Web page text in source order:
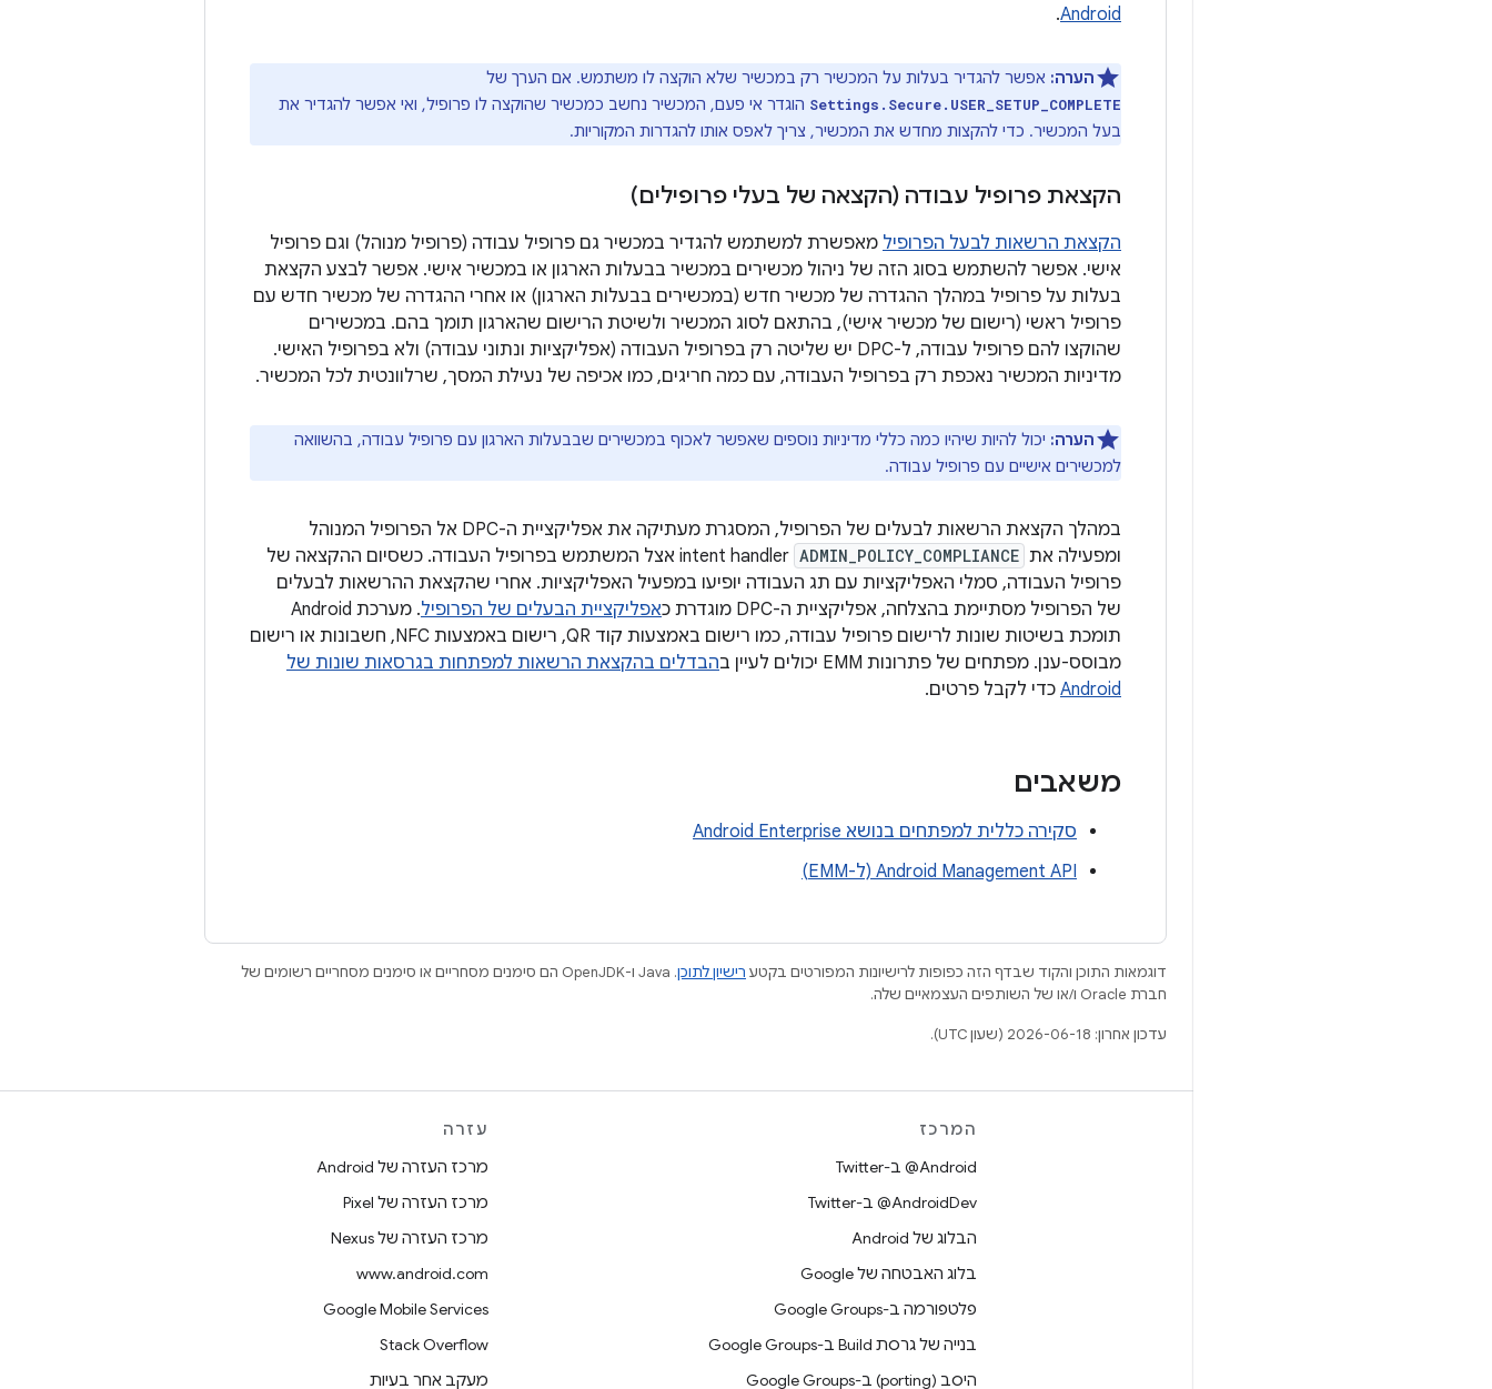
Android
.
הערה: אפשר להגדיר בעלות על המכשיר רק במכשיר שלא הוקצה לו משתמש. אם הערך של
Settings.Secure.USER_SETUP_COMPLETE הוגדר אי פעם, המכשיר נחשב כמכשיר שהוקצה לו פרופיל, ואי אפשר להגדיר את
בעל המכשיר. כדי להקצות מחדש את המכשיר, צריך לאפס אותו להגדרות המקוריות.
הקצאת פרופיל עבודה (הקצאה של בעלי פרופילים)
הקצאת הרשאות לבעל הפרופיל מאפשרת למשתמש להגדיר במכשיר גם פרופיל עבודה (פרופיל מנוהל) וגם פרופיל
אישי. אפשר להשתמש בסוג הזה של ניהול מכשירים במכשיר בבעלות הארגון או במכשיר אישי. אפשר לבצע הקצאת
בעלות על פרופיל במהלך ההגדרה של מכשיר חדש (במכשירים בבעלות הארגון) או אחרי ההגדרה של מכשיר חדש עם
פרופיל ראשי (רישום של מכשיר אישי), בהתאם לסוג המכשיר ולשיטת הרישום שהארגון תומך בהם. במכשירים
שהוקצו להם פרופיל עבודה, ל-DPC יש שליטה רק בפרופיל העבודה (אפליקציות ונתוני עבודה) ולא בפרופיל האישי.
מדיניות המכשיר נאכפת רק בפרופיל העבודה, עם כמה חריגים, כמו אכיפה של נעילת המסך, שרלוונטית לכל המכשיר.
הערה: יכול להיות שיהיו כמה כללי מדיניות נוספים שאפשר לאכוף במכשירים שבבעלות הארגון עם פרופיל עבודה, בהשוואה
למכשירים אישיים עם פרופיל עבודה.
במהלך הקצאת הרשאות לבעלים של הפרופיל, המסגרת מעתיקה את אפליקציית ה-DPC אל הפרופיל המנוהל
ומפעילה את ADMIN_POLICY_COMPLIANCE
intent handler אצל המשתמש בפרופיל העבודה. כשסיום ההקצאה של
פרופיל העבודה, סמלי האפליקציות עם תג העבודה יופיעו במפעיל האפליקציות. אחרי שהקצאת ההרשאות לבעלים
של הפרופיל מסתיימת בהצלחה, אפליקציית ה-DPC מוגדרת כ
אפליקציית הבעלים של הפרופיל
. מערכת Android
תומכת בשיטות שונות לרישום פרופיל עבודה, כמו רישום באמצעות קוד QR, רישום באמצעות NFC, חשבונות או רישום
מבוסס-ענן. מפתחים של פתרונות EMM יכולים לעיין ב
הבדלים בהקצאת הרשאות למפתחות בגרסאות שונות של
Android כדי לקבל פרטים.
משאבים
סקירה כללית למפתחים בנושא Android Enterprise
Android Management API (ל-EMM)
דוגמאות התוכן והקוד שבדף הזה כפופות לרישיונות המפורטים בקטע רישיון לתוכן
.‏ Java ו-OpenJDK הם סימנים מסחריים או סימנים מסחריים רשומים של
חברת Oracle ו/או של השותפים העצמאיים שלה.
עדכון אחרון: 2026-06-18 (שעון UTC).
המרכז
‎@Android ב-Twitter
‎@AndroidDev ב-Twitter
הבלוג של Android
בלוג האבטחה של Google
פלטפורמה ב-Google Groups
בנייה של גרסת Build ב-Google Groups
היסב (porting) ב-Google Groups
עזרה
מרכז העזרה של Android
מרכז העזרה של Pixel
מרכז העזרה של Nexus
www.android.com
Google Mobile Services
Stack Overflow
מעקב אחר בעיות